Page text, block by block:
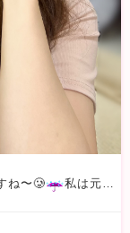
ね〜🥲
️私は元々天パなのでこの時期は髪がまとまらなくて苦手です、、、